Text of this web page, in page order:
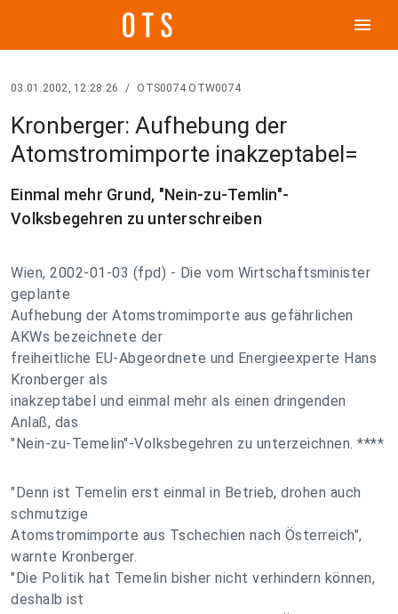
menu
03.01.2002, 12:28:26 / OTS0074 OTW0074
Kronberger: Aufhebung der
Atomstromimporte inakzeptabel=
Einmal mehr Grund, "Nein-zu-Temlin"-
Volksbegehren zu unterschreiben
Wien, 2002-01-03 (fpd) - Die vom Wirtschaftsminister
geplante
Aufhebung der Atomstromimporte aus gefährlichen
AKWs bezeichnete der
freiheitliche EU-Abgeordnete und Energieexperte Hans
Kronberger als
inakzeptabel und einmal mehr als einen dringenden
Anlaß, das
"Nein-zu-Temelin"-Volksbegehren zu unterzeichnen. ****
"Denn ist Temelin erst einmal in Betrieb, drohen auch
schmutzige
Atomstromimporte aus Tschechien nach Österreich",
warnte Kronberger.
"Die Politik hat Temelin bisher nicht verhindern können,
deshalb ist